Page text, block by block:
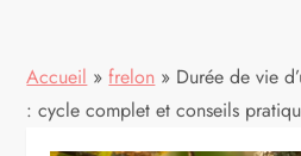
Accueil » frelon » Durée de vie
: cycle complet et conseils